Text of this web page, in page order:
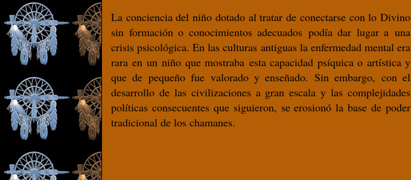
La conciencia del niño dotado al tratar de conectarse con lo Divino
sin formación o conocimientos adecuados podía dar lugar a una
crisis psicológica. En las culturas antiguas la enfermedad mental era
rara en un niño que mostraba esta capacidad psíquica o artística y
que de pequeño fue valorado y enseñado. Sin embargo, con el
desarrollo de las civilizaciones a gran escala y las complejidades
políticas consecuentes que siguieron, se erosionó la base de poder
tradicional de los chamanes.